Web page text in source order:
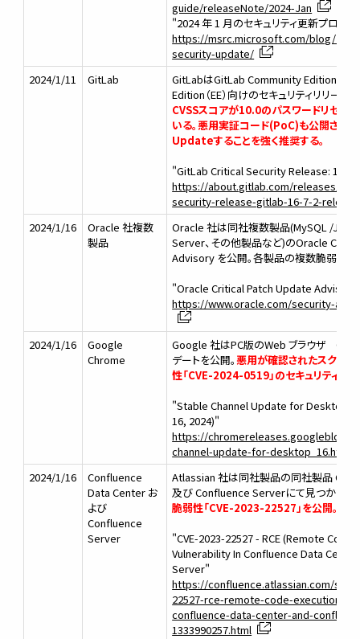
guide/releaseNote/2024-Jan
"2024 年 1 月のセキュリティ更新プログ
https://msrc.microsoft.com/blog/
security-update/
2024/1/11
GitLab
GitLabはGitLab Community Edition（CE
Edition（EE）向けのセキュリティリリース
CVSSスコアが10.0のパスワードリセッ
いる。悪用実証コード(PoC)も公開され
Updateすることを強く推奨する。
"GitLab Critical Security Release:
https://about.gitlab.com/releases/
security-release-gitlab-16-7-2-
2024/1/16
Oracle 社複数
製品
Oracle 社は同社複数製品(MySQL /
Server、その他製品など)のOracle
Advisory を公開。各製品の複数脆弱性が
"Oracle Critical Patch Update Advisory
https://www.oracle.com/security-
2024/1/16
Google
Chrome
Google 社はPC版のWeb ブラウザ
デートを公開。悪用が確認されたスクリ
性「CVE-2024-0519」のセキュリティ修正
"Stable Channel Update for Desktop
16, 2024)"
https://
channel-update-for-desktop_16.html
2024/1/16
Confluence
Data Center お
よび
Confluence
Server
Atlassian 社は同社製品の同社製品
及び Confluence Serverにて見つかった
脆弱性「CVE-2023-22527」を公開。
"CVE-2023-22527 - RCE (Remote Code
Vulnerability In Confluence Data
Server"
https://confluence.atlassian.com/
22527-rce-remote-code-execution-
confluence-data-center-and-
1333990257.html